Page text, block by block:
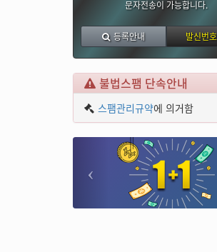
문자전송이 가능합니다.
등록안내 발신번
불법스팸 단속안내
스팸관리규약에 의거함